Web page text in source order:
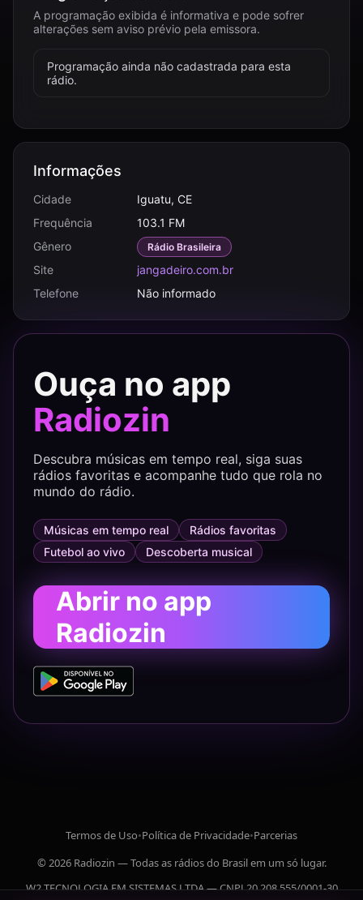
A programação exibida é informativa e pode sofrer
alterações sem aviso prévio pela emissora.
Programação ainda não cadastrada para esta
rádio.
Informações
Cidade
Iguatu, CE
Frequência
103.1 FM
Gênero
Rádio Brasileira
Site
jangadeiro.com.br
Telefone
Não informado
Ouça no app
Radiozin
Descubra músicas em tempo real, siga suas
rádios favoritas e acompanhe tudo que rola no
mundo do rádio.
Músicas em tempo real
Rádios favoritas
Futebol ao vivo
Descoberta musical
Abrir no app
Radiozin
Termos de Uso•Política de Privacidade•Parcerias
© 2026 Radiozin — Todas as rádios do Brasil em um só lugar.
W2 TECNOLOGIA EM SISTEMAS LTDA — CNPJ 20.208.555/0001-30